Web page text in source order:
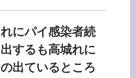
れにパイ感染者続
出するも高城れに
の出ているところ